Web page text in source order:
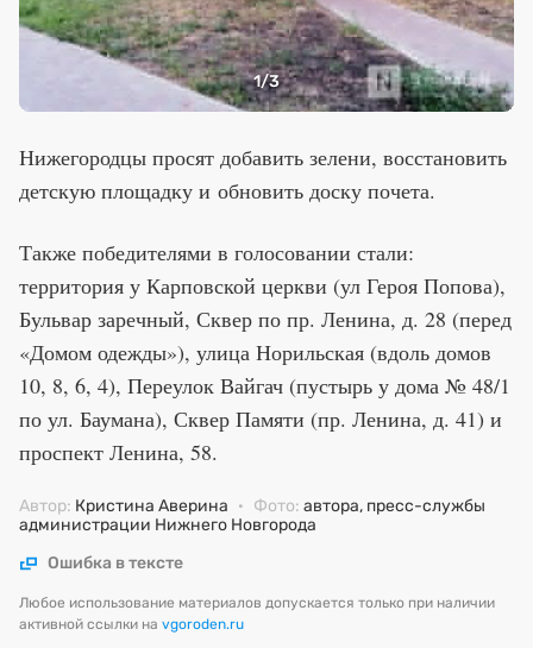
1/3
Нижегородцы просят добавить зелени, восстановить
детскую площадку и обновить доску почета.
Также победителями в голосовании стали:
территория у Карповской церкви (ул Героя Попова),
Бульвар заречный, Сквер по пр. Ленина, д. 28 (перед
«Домом одежды»), улица Норильская (вдоль домов
10, 8, 6, 4), Переулок Вайгач (пустырь у дома № 48/1
по ул. Баумана), Сквер Памяти (пр. Ленина, д. 41) и
проспект Ленина, 58.
Автор: Кристина Аверина · Фото: автора, пресс-службы
администрации Нижнего Новгорода
Ошибка в тексте
Любое использование материалов допускается только при наличии
активной ссылки на vgoroden.ru